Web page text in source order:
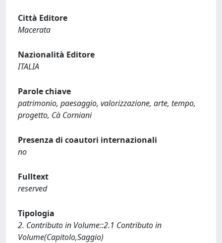
Città Editore
Macerata
Nazionalità Editore
ITALIA
Parole chiave
patrimonio, paesaggio, valorizzazione, arte, tempo,
progetto, Cà Corniani
Presenza di coautori internazionali
no
Fulltext
reserved
Tipologia
2. Contributo in Volume::2.1 Contributo in
Volume(Capitolo,Saggio)